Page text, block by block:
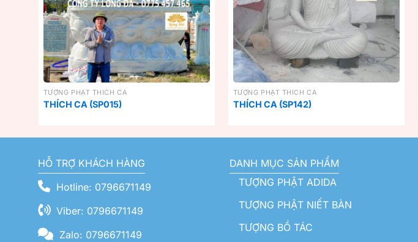
TƯỢNG PHẬT THÍCH CA
THÍCH CA (SP015)
TƯỢNG PHẬT THÍCH CA
THÍCH CA (SP142)
HỖ TRỢ KHÁCH HÀNG
Hotline: 0796671149
Viber: 0796671149
Zalo: 0796671149
DANH MỤC SẢN PHẨM
TƯỢNG PHẬT ADIDA
TƯỢNG PHẬT NIẾT BÀN
TƯỢNG BỒ TÁC